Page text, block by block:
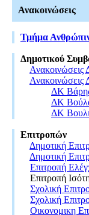
Ανακοινώσεις
Τμήμα
Δημοτικού
Ανακοινώσεις
Ανακοινώσεις
ΔΚ
ΔΚ
ΔΚ
Επιτροπών
Δημοτική
Δημοτική
Επιτροπή
Επιτροπή
Σχολική
Σχολική
Οικονομικη